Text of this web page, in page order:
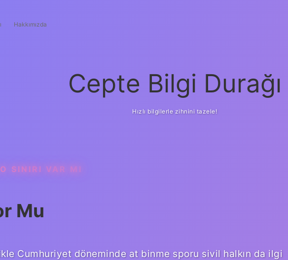
Hakkımızda
Cepte Bilgi Durağı
Hızlı bilgilerle zihnini tazele!
SINIRI VAR MI
Mu
Cumhuriyet döneminde at binme sporu sivil halkın da ilgi